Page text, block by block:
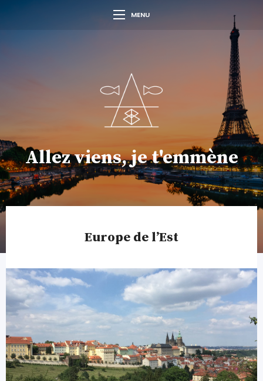
MENU
Allez viens, je t'emmène
Europe de l’Est